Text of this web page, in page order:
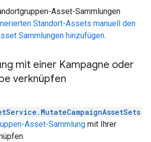
Asset-Sammlungen
Standort-Assets manuell den
Sammlungen hinzufügen.
mit einer Kampagne oder
verknüpfen
Asset-Sammlung mit Ihrer